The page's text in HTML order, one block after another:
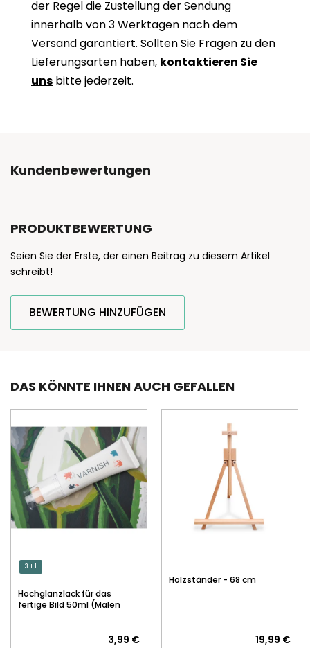
der Regel die Zustellung der Sendung
innerhalb von 3 Werktagen nach dem
Versand garantiert. Sollten Sie Fragen zu den
Lieferungsarten haben, kontaktieren Sie
uns bitte jederzeit.
Kundenbewertungen
PRODUKTBEWERTUNG
Seien Sie der Erste, der einen Beitrag zu diesem Artikel
schreibt!
BEWERTUNG HINZUFÜGEN
DAS KÖNNTE IHNEN AUCH GEFALLEN
3 + 1
Hochglanzlack für das
fertige Bild 50ml (Malen
3,99 €
Holzständer - 68 cm
19,99 €